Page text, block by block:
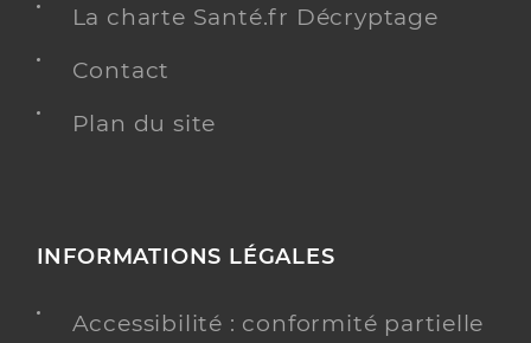
La charte Santé.fr Décryptage
Contact
Plan du site
INFORMATIONS LÉGALES
Accessibilité : conformité partielle